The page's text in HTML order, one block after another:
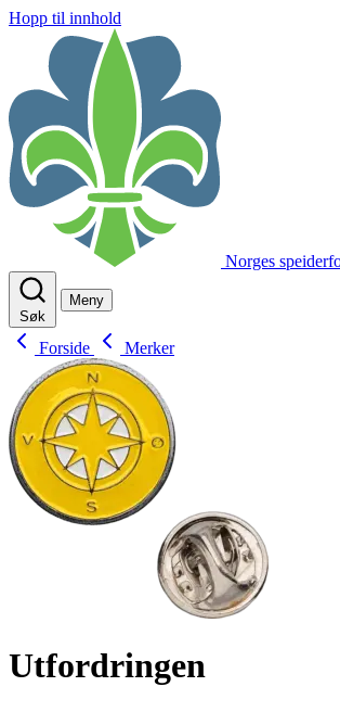
Hopp til innhold
Norges
Søk
Meny
Forside Merker
Utfordringen